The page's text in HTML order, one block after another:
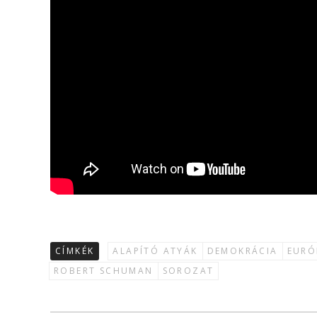
CÍMKÉK ALAPÍTÓ ATYÁK DEMOKRÁCIA
ROBERT SCHUMAN
SOROZAT